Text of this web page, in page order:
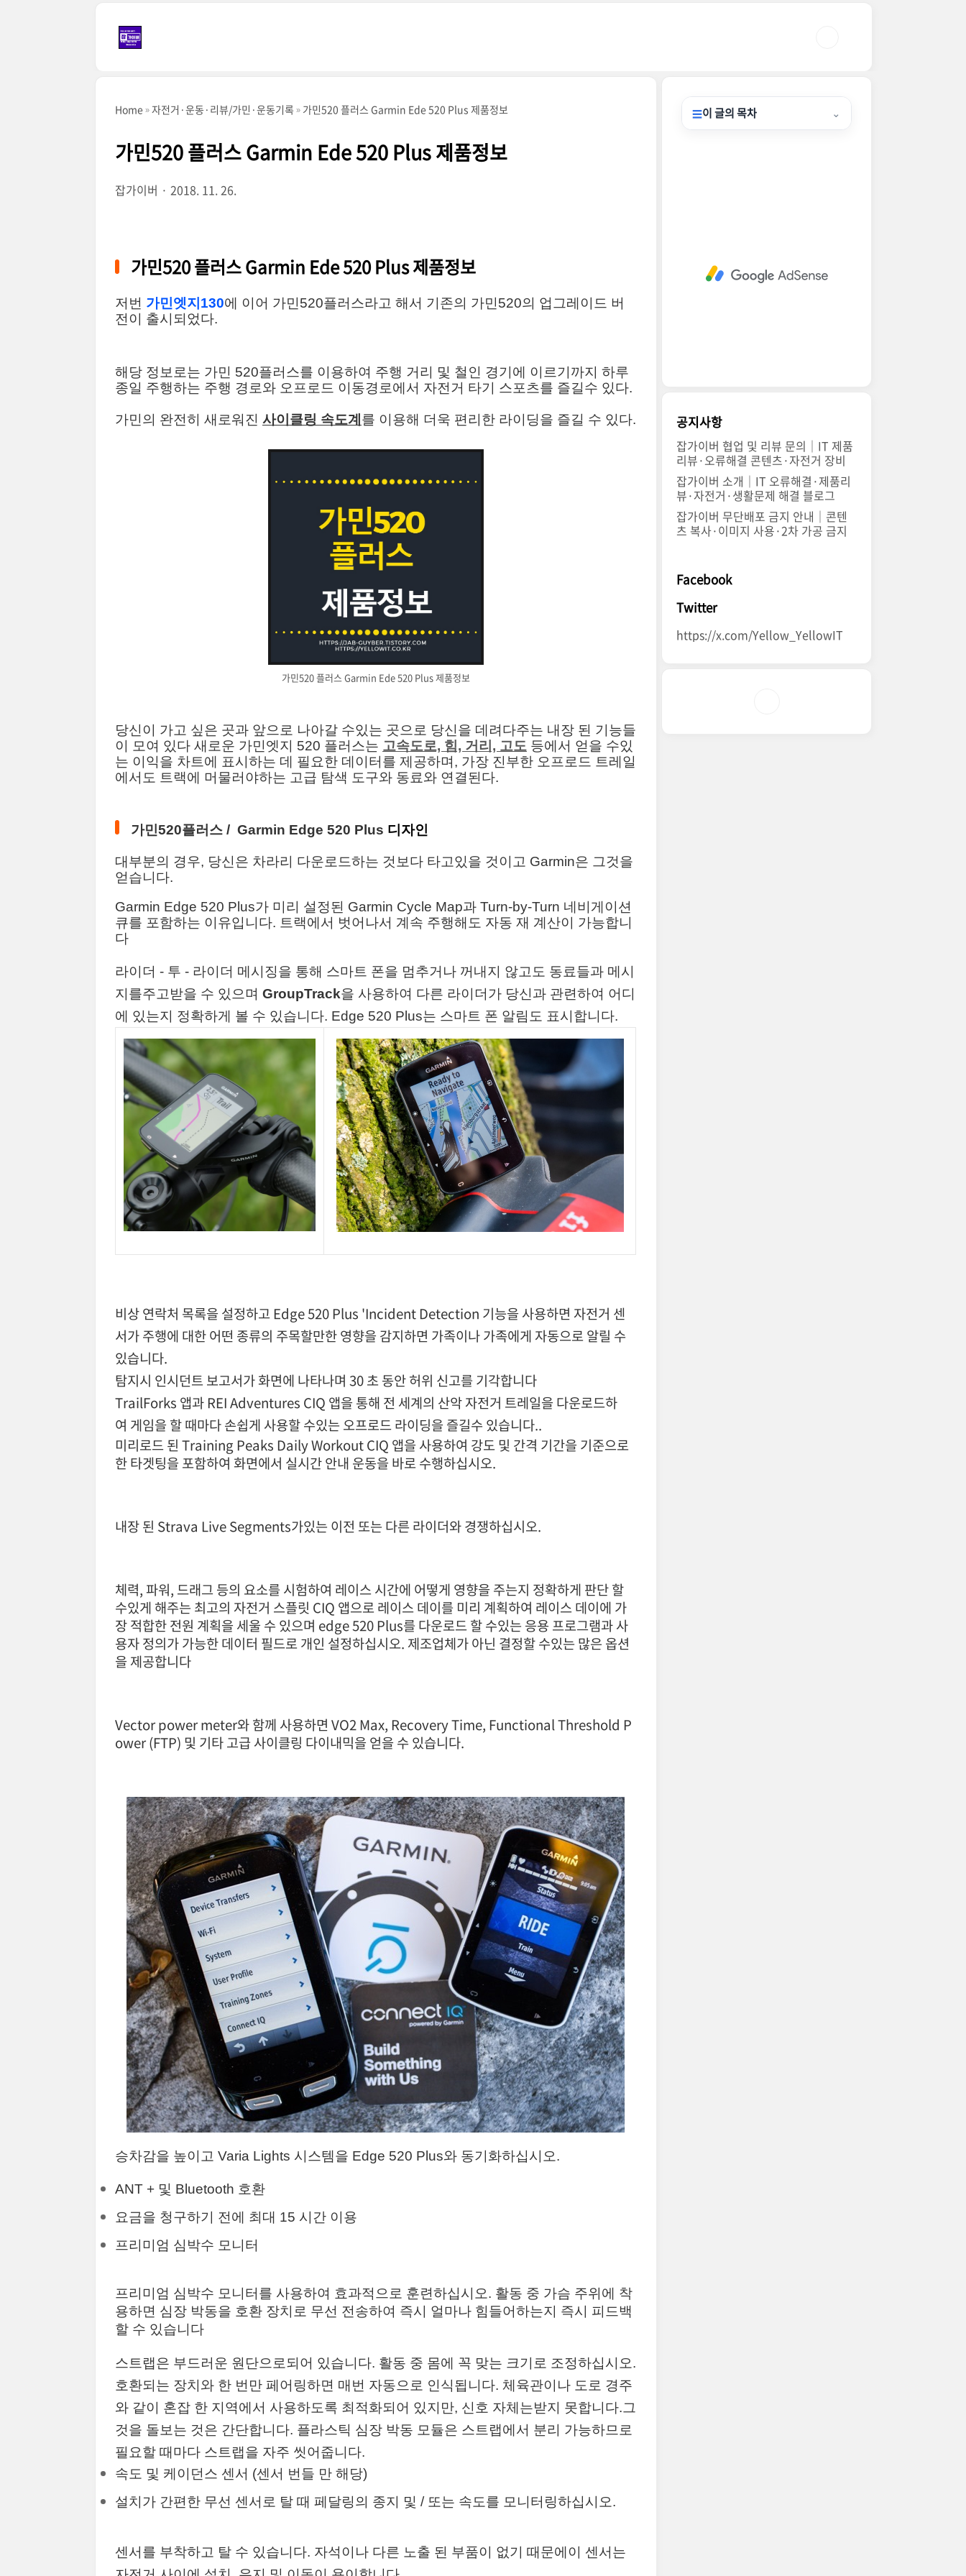
Home 자전거·운동·리뷰/가민·운동기록 가민520 플러스 Garmin Ede 520 Plus 제품정보
가민520 플러스 Garmin Ede 520 Plus 제품정보
잡가이버 2018. 11. 26.
가민520 플러스 Garmin Ede 520 Plus 제품정보
저번 가민엣지 130에 이어 가민520플러스라고 해서 기존의 가민520의 업그레이드 버
전이 출시되었다.
해당 정보로는 가민 520플러스를 이용하여 주행 거리 및 철인 경기에 이르기까지 하루
종일 주행하는 주행 경로와 오프로드 이동경로에서 자전거 타기 스포츠를 즐길수 있다.
가민의 완전히 새로워진 사이클링 속도계 를 이용해 더욱 편리한 라이딩을 즐길 수 있다.
가민520 플러스 Garmin Ede 520 Plus 제품정보
당신이 가고 싶은 곳과 앞으로 나아갈 수있는 곳으로 당신을 데려다주는 내장 된 기능들
이 모여 있다 새로운 가민엣지 520 플러스는 고속도로, 힘, 거리, 고도 등에서 얻을 수있
는 이익을 차트에 표시하는 데 필요한 데이터를 제공하며, 가장 진부한 오프로드 트레일
에서도 트랙에 머물러야하는 고급 탐색 도구와 동료와 연결된다.
가민520플러스 / Garmin Edge 520 Plus 디자인
대부분의 경우, 당신은 차라리 다운로드하는 것보다 타고있을 것이고 Garmin은 그것을
얻습니다.
Garmin Edge 520 Plus가 미리 설정된 Garmin Cycle Map과 Turn-by-Turn 네비게이션
큐를 포함하는 이유입니다. 트랙에서 벗어나서 계속 주행해도 자동 재 계산이 가능합니
다
라이더 - 투 - 라이더 메시징을 통해 스마트 폰을 멈추거나 꺼내지 않고도 동료들과 메시
지를주고받을 수 있으며 GroupTrack을 사용하여 다른 라이더가 당신과 관련하여 어디
에 있는지 정확하게 볼 수 있습니다. Edge 520 Plus는 스마트 폰 알림도 표시합니다.
비상 연락처 목록을 설정하고 Edge 520 Plus 'Incident Detection 기능을 사용하면 자전거 센
서가 주행에 대한 어떤 종류의 주목할만한 영향을 감지하면 가족이나 가족에게 자동으로 알릴 수
있습니다.
탐지시 인시던트 보고서가 화면에 나타나며 30 초 동안 허위 신고를 기각합니다
TrailForks 앱과 REI Adventures CIQ 앱을 통해 전 세계의 산악 자전거 트레일을 다운로드하
여 게임을 할 때마다 손쉽게 사용할 수있는 오프로드 라이딩을 즐길수 있습니다..
미리로드 된 Training Peaks Daily Workout CIQ 앱을 사용하여 강도 및 간격 기간을 기준으로
한 타겟팅을 포함하여 화면에서 실시간 안내 운동을 바로 수행하십시오.
내장 된 Strava Live Segments가있는 이전 또는 다른 라이더와 경쟁하십시오.
체력, 파워, 드래그 등의 요소를 시험하여 레이스 시간에 어떻게 영향을 주는지 정확하게 판단 할
수있게 해주는 최고의 자전거 스플릿 CIQ 앱으로 레이스 데이를 미리 계획하여 레이스 데이에 가
장 적합한 전원 계획을 세울 수 있으며 edge 520 Plus를 다운로드 할 수있는 응용 프로그램과 사
용자 정의가 가능한 데이터 필드로 개인 설정하십시오. 제조업체가 아닌 결정할 수있는 많은 옵션
을 제공합니다
Vector power meter와 함께 사용하면 VO2 Max, Recovery Time, Functional Threshold P
ower (FTP) 및 기타 고급 사이클링 다이내믹을 얻을 수 있습니다.
승차감을 높이고 Varia Lights 시스템을 Edge 520 Plus와 동기화하십시오.
ANT + 및 Bluetooth 호환
요금을 청구하기 전에 최대 15 시간 이용
프리미엄 심박수 모니터
프리미엄 심박수 모니터를 사용하여 효과적으로 훈련하십시오. 활동 중 가슴 주위에 착
용하면 심장 박동을 호환 장치로 무선 전송하여 즉시 얼마나 힘들어하는지 즉시 피드백
할 수 있습니다
스트랩은 부드러운 원단으로되어 있습니다. 활동 중 몸에 꼭 맞는 크기로 조정하십시오.
호환되는 장치와 한 번만 페어링하면 매번 자동으로 인식됩니다. 체육관이나 도로 경주
와 같이 혼잡 한 지역에서 사용하도록 최적화되어 있지만, 신호 자체는받지 못합니다.그
것을 돌보는 것은 간단합니다. 플라스틱 심장 박동 모듈은 스트랩에서 분리 가능하므로
필요할 때마다 스트랩을 자주 씻어줍니다.
속도 및 케이던스 센서 (센서 번들 만 해당)
설치가 간편한 무선 센서로 탈 때 페달링의 종지 및 / 또는 속도를 모니터링하십시오.
센서를 부착하고 탈 수 있습니다. 자석이나 다른 노출 된 부품이 없기 때문에이 센서는
☰이 글의 목차 ⌄
공지사항
잡가이버 협업 및 리뷰 문의｜IT 제품
리뷰·오류해결 콘텐츠·자전거 장비
잡가이버 소개｜IT 오류해결·제품리
뷰·자전거·생활문제 해결 블로그
잡가이버 무단배포 금지 안내｜콘텐
츠 복사·이미지 사용·2차 가공 금지
Facebook
Twitter
https://x.com/Yellow_YellowIT